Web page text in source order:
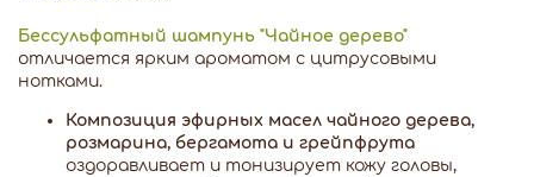
Бессульфатный шампунь "Чайное дерево"
отличается ярким ароматом с цитрусовыми
нотками.
Композиция эфирных масел чайного дерева,
розмарина, бергамота и грейпфрута
оздоравливает и тонизирует кожу головы,